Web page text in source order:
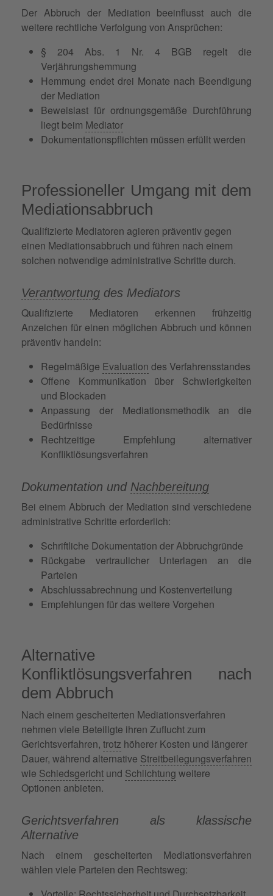
Der Abbruch der Mediation beeinflusst auch die
weitere rechtliche Verfolgung von Ansprüchen:
§ 204 Abs. 1 Nr. 4 BGB regelt die
Verjährungshemmung
Hemmung endet drei Monate nach Beendigung
der Mediation
Beweislast für ordnungsgemäße Durchführung
liegt beim Mediator
Dokumentationspflichten müssen erfüllt werden
Professioneller Umgang mit dem
Mediationsabbruch
Qualifizierte Mediatoren agieren präventiv gegen
einen Mediationsabbruch und führen nach einem
solchen notwendige administrative Schritte durch.
Verantwortung des Mediators
Qualifizierte Mediatoren erkennen frühzeitig
Anzeichen für einen möglichen Abbruch und können
präventiv handeln:
Regelmäßige Evaluation des Verfahrensstandes
Offene Kommunikation über Schwierigkeiten
und Blockaden
Anpassung der Mediationsmethodik an die
Bedürfnisse
Rechtzeitige Empfehlung alternativer
Konfliktlösungsverfahren
Dokumentation und Nachbereitung
Bei einem Abbruch der Mediation sind verschiedene
administrative Schritte erforderlich:
Schriftliche Dokumentation der Abbruchgründe
Rückgabe vertraulicher Unterlagen an die
Parteien
Abschlussabrechnung und Kostenverteilung
Empfehlungen für das weitere Vorgehen
Alternative
Konfliktlösungsverfahren nach
dem Abbruch
Nach einem gescheiterten Mediationsverfahren
nehmen viele Beteiligte ihren Zuflucht zum
Gerichtsverfahren, trotz höherer Kosten und längerer
Dauer, während alternative Streitbeilegungsverfahren
wie Schiedsgericht und Schlichtung weitere
Optionen anbieten.
Gerichtsverfahren als klassische
Alternative
Nach einem gescheiterten Mediationsverfahren
wählen viele Parteien den Rechtsweg: